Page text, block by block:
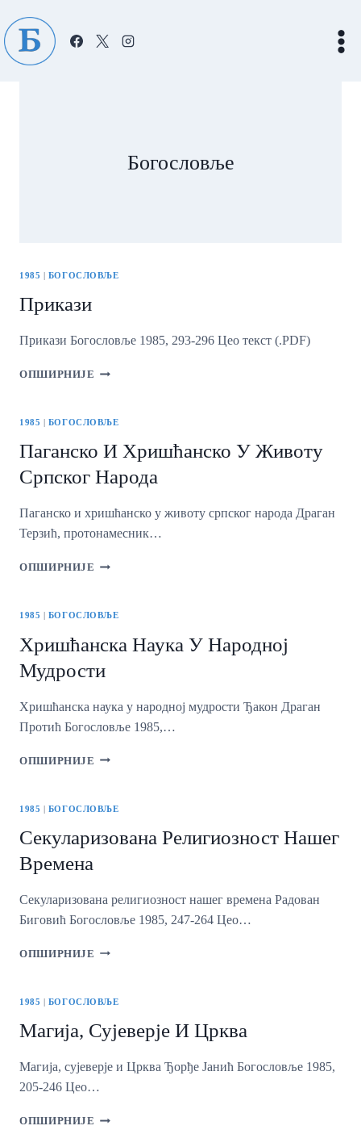
to
content
Богословље
1985 | БОГОСЛОВЉЕ
Прикази
Прикази Богословље 1985, 293-296 Цео текст (.PDF)
ОПШИРНИЈЕ ПРИКАЗИ
1985 | БОГОСЛОВЉЕ
Паганско И Хришћанско У Животу
Српског Народа
Паганско и хришћанско у животу српског народа Драган
Терзић, протонамесник…
ОПШИРНИЈЕ ПАГАНСКО
У
СРПСКОГ
1985 БОГОСЛОВЉЕ
Хришћанска Наука У Народној
Мудрости
Хришћанска наука у народној мудрости Ђакон Драган
Протић Богословље 1985,…
ОПШИРНИЈЕ ХРИШЋАНСКА
НАРОДНОЈ
1985 | БОГОСЛОВЉЕ
Секуларизована Религиозност Нашег
Времена
Секуларизована религиозност нашег времена Радован
Биговић Богословље 1985, 247-264 Цео…
ОПШИРНИЈЕ СЕКУЛАРИЗОВАНА
ВРЕМЕНА
1985 | БОГОСЛОВЉЕ
Магија, Сујеверје И Црква
Магија, сујеверје и Црква Ђорђе Јанић Богословље 1985,
205-246 Цео…
ОПШИРНИЈЕ МАГИЈА,